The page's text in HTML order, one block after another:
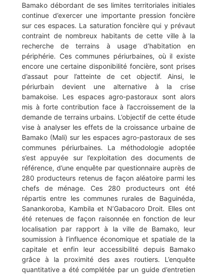
Bamako débordant de ses limites territoriales initiales
continue d’exercer une importante pression foncière
sur ces espaces. La saturation foncière qui y prévaut
contraint de nombreux habitants de cette ville à la
recherche de terrains à usage d’habitation en
périphérie. Ces communes périurbaines, où il existe
encore une certaine disponibilité foncière, sont prises
d’assaut pour l’atteinte de cet objectif. Ainsi, le
périurbain devient une alternative à la crise
bamakoise. Les espaces agro-pastoraux sont alors
mis à forte contribution face à l’accroissement de la
demande de terrains urbains. L’objectif de cette étude
vise à analyser les effets de la croissance urbaine de
Bamako (Mali) sur les espaces agro-pastoraux de ses
communes périurbaines. La méthodologie adoptée
s’est appuyée sur l’exploitation des documents de
référence, d’une enquête par questionnaire auprès de
280 producteurs retenus de façon aléatoire parmi les
chefs de ménage. Ces 280 producteurs ont été
répartis entre les communes rurales de Baguinéda,
Sanankoroba, Kambila et N’Gabacoro Droit. Elles ont
été retenues de façon raisonnée en fonction de leur
localisation par rapport à la ville de Bamako, leur
soumission à l’influence économique et spatiale de la
capitale et enfin leur accessibilité depuis Bamako
grâce à la proximité des axes routiers. L’enquête
quantitative a été complétée par un guide d’entretien